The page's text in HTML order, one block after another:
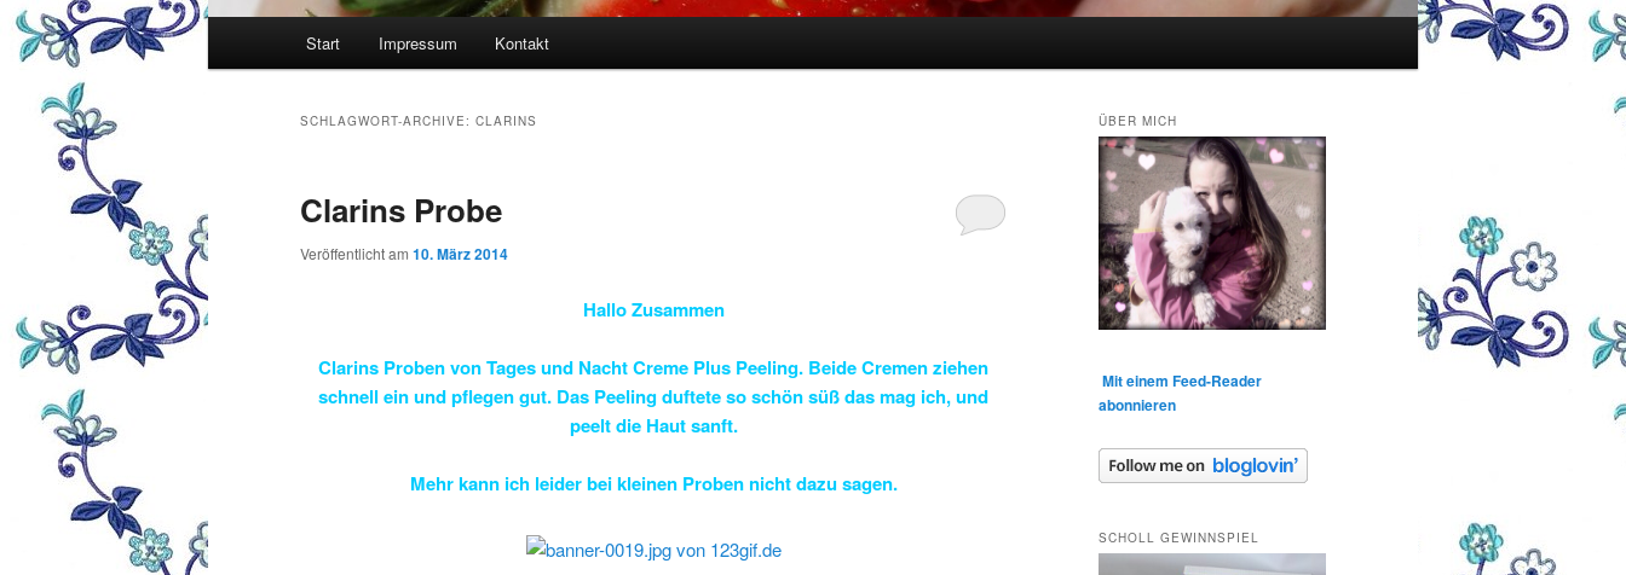
Start Impressum Kontakt
SCHLAGWORT-ARCHIVE: CLARINS
Clarins Probe
Veröffentlicht am 10. März 2014
Hallo Zusammen
Clarins Proben von Tages und NachtCreme Plus Peeling. Beide Cremen ziehen
schnell ein und pflegen gut. Das Peeling duftete so schön süß das mag ich, und
peelt die Haut sanft.
Mehr kann ich leider bei kleinen Proben nicht dazu sagen.
ÜBER MICH
Mit einem Feed-Reader
abonnieren
SCHOLL GEWINNSPIEL